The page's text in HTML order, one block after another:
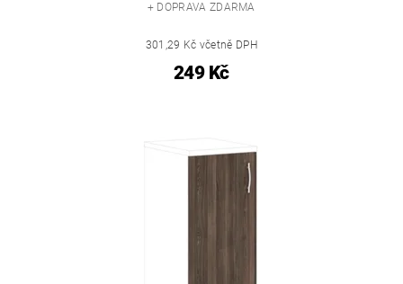
+ DOPRAVA ZDARMA
301,29 Kč včetně DPH
249 Kč